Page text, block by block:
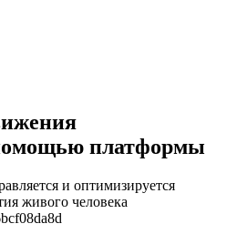
платформы
и оптимизируется
живого человека